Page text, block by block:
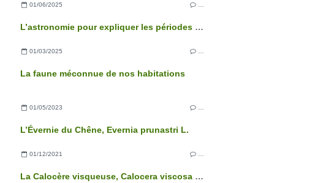
01/06/2025
L’astronomie pour expliquer les périodes glaciaires
01/03/2025
La faune méconnue de nos habitations
01/05/2023
L’Évernie du Chêne, Evernia prunastri L.
01/12/2021
La Calocère visqueuse, Calocera viscosa Fr.